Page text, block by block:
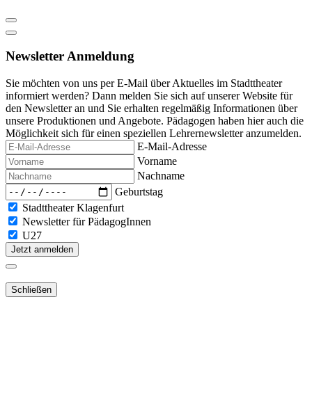
Newsletter Anmeldung
Sie möchten von uns per E-Mail über Aktuelles im Stadttheater
informiert werden? Dann melden Sie sich auf unserer Website für
den Newsletter an und Sie erhalten regelmäßig Informationen über
unsere Produktionen und Angebote. Pädagogen haben hier auch die
Möglichkeit sich für einen speziellen Lehrernewsletter anzumelden.
E-Mail-Adresse
Vorname
Nachname
Geburtstag
Stadttheater Klagenfurt
Newsletter für PädagogInnen
U27
Jetzt anmelden
Schließen